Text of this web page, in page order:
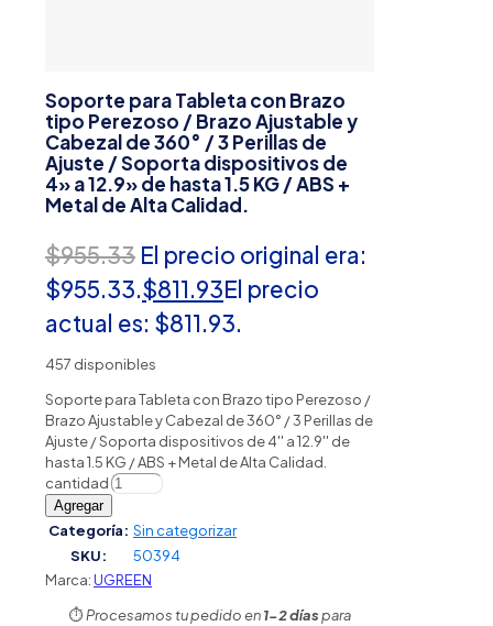
Soporte para Tableta con Brazo
tipo Perezoso / Brazo Ajustable y
Cabezal de 360° / 3 Perillas de
Ajuste / Soporta dispositivos de
4» a 12.9» de hasta 1.5 KG / ABS +
Metal de Alta Calidad.
$955.33 El precio original era:
$955.33.$811.93El precio
actual es: $811.93.
457 disponibles
Soporte para Tableta con Brazo tipo Perezoso /
Brazo Ajustable y Cabezal de 360° / 3 Perillas de
Ajuste / Soporta dispositivos de 4'' a 12.9'' de
hasta 1.5 KG / ABS + Metal de Alta Calidad.
cantidad
Agregar
Categoría: Sin categorizar
SKU:
50394
Marca:UGREEN
⏱️Procesamos tu pedido en1-2 díaspara